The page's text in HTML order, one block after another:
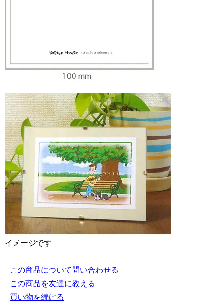
イメージです
この商品について問い合わせる
この商品を友達に教える
買い物を続ける